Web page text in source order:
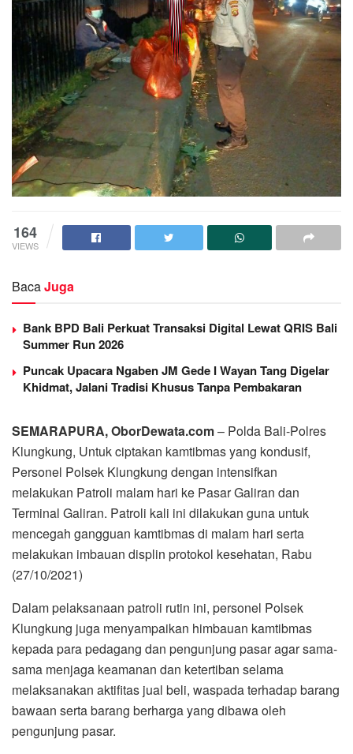
164
VIEWS
BacaJuga
Bank BPD Bali Perkuat Transaksi Digital Lewat QRIS Bali
Summer Run 2026
Puncak Upacara Ngaben JM Gede I Wayan Tang Digelar
Khidmat, Jalani Tradisi Khusus Tanpa Pembakaran
SEMARAPURA, OborDewata.com– Polda Bali-Polres
Klungkung, Untuk ciptakan kamtibmas yang kondusif,
Personel Polsek Klungkung dengan intensifkan
melakukan Patroli malam hari ke Pasar Galiran dan
Terminal Galiran. Patroli kali ini dilakukan guna untuk
mencegah gangguan kamtibmas di malam hari serta
melakukan imbauan displin protokol kesehatan, Rabu
(27/10/2021)
Dalam pelaksanaan patroli rutin ini, personel Polsek
Klungkung juga menyampaikan himbauan kamtibmas
kepada para pedagang dan pengunjung pasar agar sama-
sama menjaga keamanan dan ketertiban selama
melaksanakan aktifitas jual beli, waspada terhadap barang
bawaan serta barang berharga yang dibawa oleh
pengunjung pasar.